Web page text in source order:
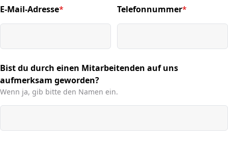
E-Mail-Adresse*
(required) Telefonnummer*
(required)
Bist du durch einen Mitarbeitenden auf uns
aufmerksam geworden?
Wenn ja, gib bitte den Namen ein.